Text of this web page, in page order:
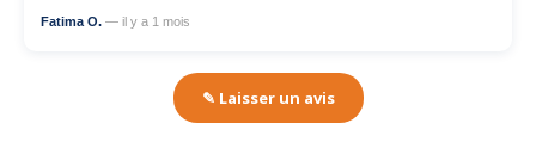
Fatima O. — il y a 1 mois
✎ Laisser un avis